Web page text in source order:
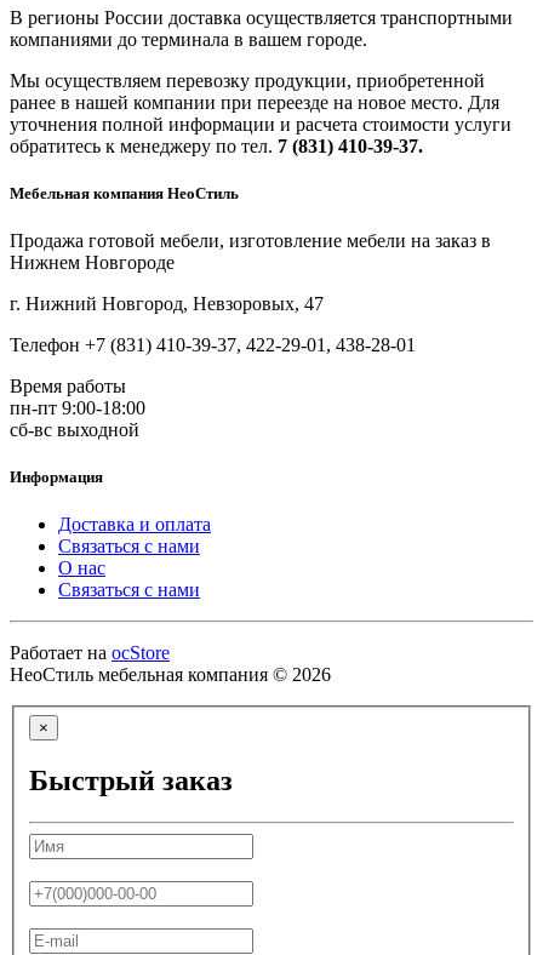
В регионы России доставка осуществляется транспортными
компаниями до терминала в вашем городе.
Мы осуществляем перевозку продукции, приобретенной
ранее в нашей компании при переезде на новое место. Для
уточнения полной информации и расчета стоимости услуги
обратитесь к менеджеру по тел. 7 (831) 410-39-37.
Мебельная компания НеоСтиль
Продажа готовой мебели, изготовление мебели на заказ в
Нижнем Новгороде
г. Нижний Новгород, Невзоровых, 47
Телефон +7 (831) 410-39-37, 422-29-01, 438-28-01
Время работы
пн-пт 9:00-18:00
сб-вс выходной
Информация
Доставка и оплата
Связаться с нами
О нас
Связаться с нами
Работает на ocStore
НеоСтиль мебельная компания © 2026
×
Быстрый заказ